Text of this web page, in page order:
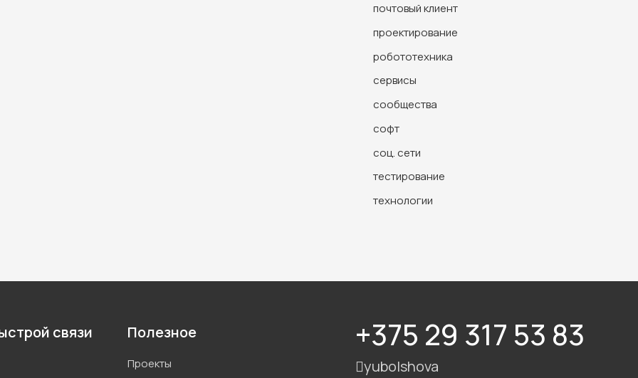
почтовый клиент
проектирование
робототехника
сервисы
сообщества
софт
соц. сети
тестирование
технологии
связи Полезное
Проекты
+375 29 317 53 83
yubolshova